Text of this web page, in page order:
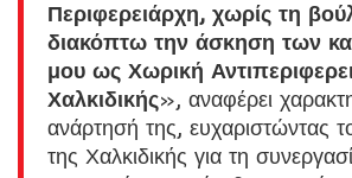
Περιφερειάρχη, χωρίς τη
διακόπτω την άσκηση των
μου ως Χωρική
Χαλκιδικής», αναφέρει
ανάρτησή της, ευχαριστώντας
της Χαλκιδικής για τη